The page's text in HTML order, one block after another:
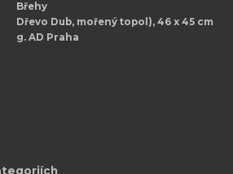
Břehy
Dřevo Dub, mořený topol), 46 x 45 cm
g. AD Praha